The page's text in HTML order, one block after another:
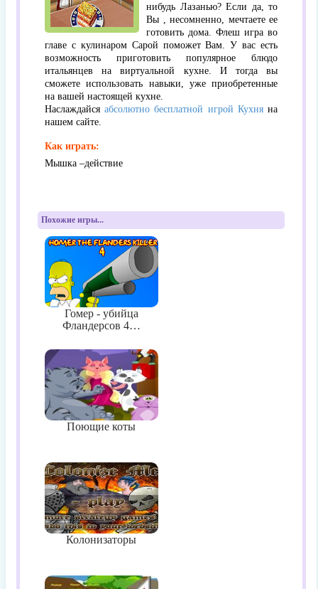
нибудь Лазанью? Если да, то
Вы , несомненно, мечтаете ее
готовить дома. Флеш игра во
главе с кулинаром Сарой поможет Вам. У вас есть
возможность приготовить популярное блюдо
итальянцев на виртуальной кухне. И тогда вы
сможете использовать навыки, уже приобретенные
на вашей настоящей кухне.
Наслаждайсяабсолютно бесплатной игрой Кухняна
нашем сайте.
Как играть:
Мышка –действие
Похожие игры...
Гомер - убийца
Фландерсов 4…
Поющие коты
Колонизаторы